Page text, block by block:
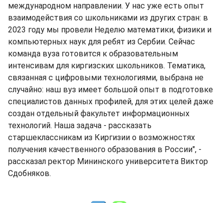
международном направлении. У нас уже есть опыт
взаимодействия со школьниками из других стран: в
2023 году мы провели Неделю математики, физики и
компьютерных наук для ребят из Сербии. Сейчас
команда вуза готовится к образовательным
интенсивам для киргизских школьников. Тематика,
связанная с цифровыми технологиями, выбрана не
случайно: наш вуз имеет большой опыт в подготовке
специалистов данных профилей, для этих целей даже
создан отдельный факультет информационных
технологий. Наша задача - рассказать
старшеклассникам из Киргизии о возможностях
получения качественного образования в России", -
рассказал ректор Мининского университета Виктор
Сдобняков.